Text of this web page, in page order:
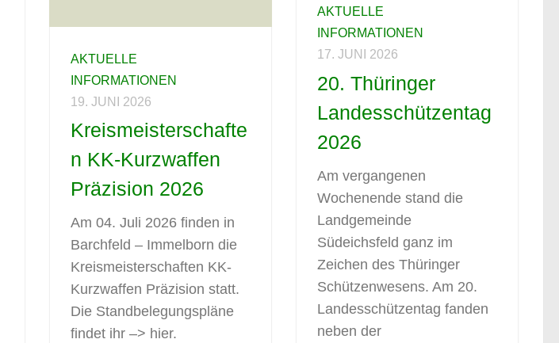
AKTUELLE
INFORMATIONEN
19. JUNI 2026
Kreismeisterschafte
n KK-Kurzwaffen
Präzision 2026
Am 04. Juli 2026 finden in
Barchfeld – Immelborn die
Kreismeisterschaften KK-
Kurzwaffen Präzision statt.
Die Standbelegungspläne
findet ihr –> hier.
AKTUELLE
INFORMATIONEN
17. JUNI 2026
20. Thüringer
Landesschützentag
2026
Am vergangenen
Wochenende stand die
Landgemeinde
Südeichsfeld ganz im
Zeichen des Thüringer
Schützenwesens. Am 20.
Landesschützentag fanden
neben der